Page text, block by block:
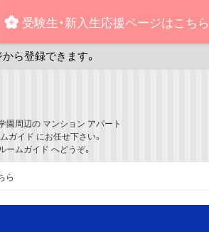
受験生・新入生応援ページはこちら
ら登録できます。
園周辺の マンション アパート
ガイド にお任せ下さい。
ムガイド へどうぞ。
ら